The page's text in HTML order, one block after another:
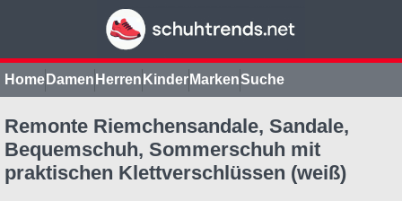
Home Damen Herren Kinder MarkenSuche
Remonte Riemchensandale, Sandale,
Bequemschuh, Sommerschuh mit
praktischen Klettverschlüssen (weiß)